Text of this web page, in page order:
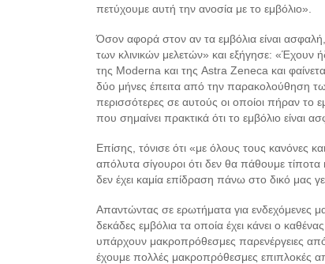
πετύχουμε αυτή την ανοσία με το εμβόλιο».
Όσον αφορά στον αν τα εμβόλια είναι
των κλινικών μελετών» και εξήγησε: «Έχουν
της Moderna και της Astra Zeneca και
δύο μήνες έπειτα από την παρακολούθηση
περισσότερες σε αυτούς οι οποίοι πήραν το
που σημαίνει πρακτικά ότι το εμβόλιο είναι
Επίσης, τόνισε ότι «με όλους τους κανόνες
απόλυτα σίγουροι ότι δεν θα πάθουμε
δεν έχει καμία επίδραση πάνω στο δικό μας
Απαντώντας σε ερωτήματα για ενδεχόμενες
δεκάδες εμβόλια τα οποία έχει κάνει ο
υπάρχουν μακροπρόθεσμες παρενέργειες
έχουμε πολλές μακροπρόθεσμες επιπλοκές